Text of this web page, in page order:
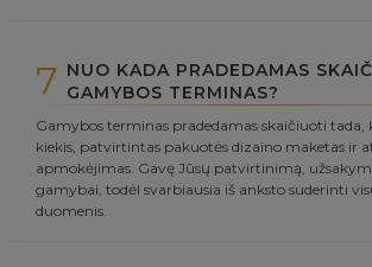
7 NUO KADA PRADEDAMAS
GAMYBOS TERMINAS?
Gamybos terminas pradedamas skaičiuoti tada,
kiekis, patvirtintas pakuotės dizaino maketas ir
apmokėjimas. Gavę Jūsų patvirtinimą,
gamybai, todėl svarbiausia iš anksto suderinti
duomenis.